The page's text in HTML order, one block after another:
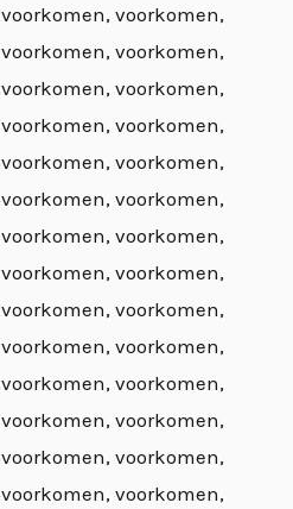
voorkomen,
voorkomen,
voorkomen,
voorkomen,
voorkomen,
voorkomen,
voorkomen,
voorkomen,
voorkomen,
voorkomen,
voorkomen,
voorkomen,
voorkomen,
voorkomen,